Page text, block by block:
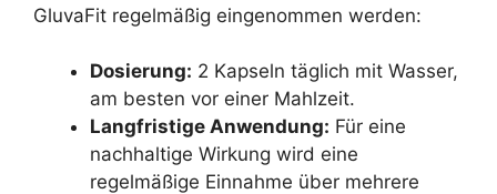
GluvaFit regelmäßig eingenommen werden:
Dosierung: 2 Kapseln täglich mit Wasser,
am besten vor einer Mahlzeit.
Langfristige Anwendung: Für eine
nachhaltige Wirkung wird eine
regelmäßige Einnahme über mehrere